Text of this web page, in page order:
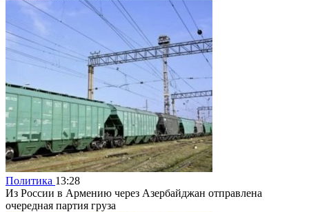
Политика 13:28
Из России в Армению через Азербайджан отправлена
очередная партия груза